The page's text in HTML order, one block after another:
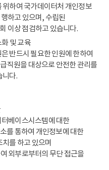
하여 국가데이터처 개인정보
하고 있으며, 수립된
이상 점검하고 있습니다.
및 교육
반드시 필요한 인원에 한하여
직원을 대상으로 안전한 관리를
니다.
베이스시스템에 대한
를 통하여 개인정보에 대한
를 하고 있으며
외부로부터의 무단 접근을